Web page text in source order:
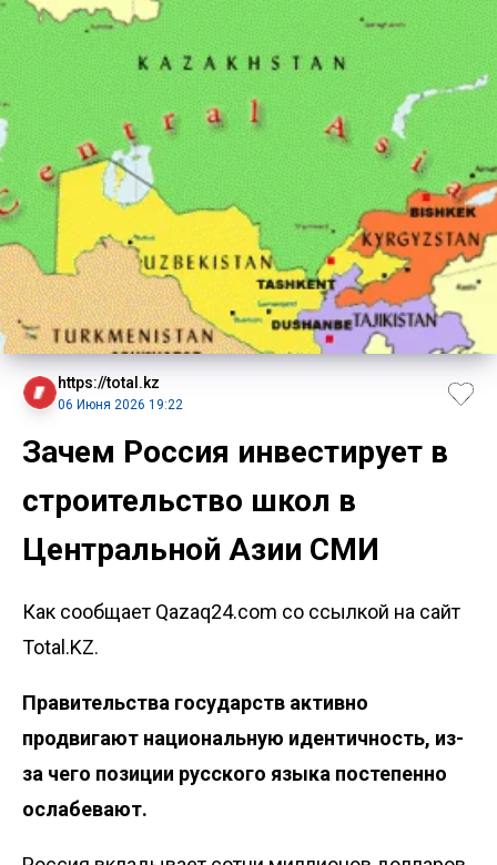
https://total.kz
06 Июня 2026 19:22
Зачем Россия инвестирует в
строительство школ в
Центральной Азии СМИ
Как сообщает Qazaq24.com со ссылкой на сайт
Total.KZ.
Правительства государств активно
продвигают национальную идентичность, из-
за чего позиции русского языка постепенно
ослабевают.